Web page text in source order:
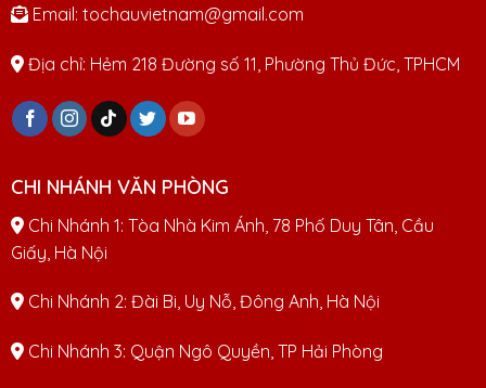
Email: tochauvietnam@gmail.com
Địa chỉ: Hẻm 218 Đường số 11, Phường Thủ Đức, TPHCM
CHI NHÁNH VĂN PHÒNG
Chi Nhánh 1: Tòa Nhà Kim Ánh, 78 Phố Duy Tân, Cầu
Giấy, Hà Nội
Chi Nhánh 2: Đài Bi, Uy Nỗ, Đông Anh, Hà Nội
Chi Nhánh 3: Quận Ngô Quyền, TP Hải Phòng